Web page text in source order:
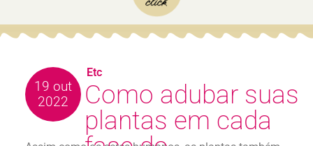
19 out
2022
Como adubar suas
plantas em cada
Etc